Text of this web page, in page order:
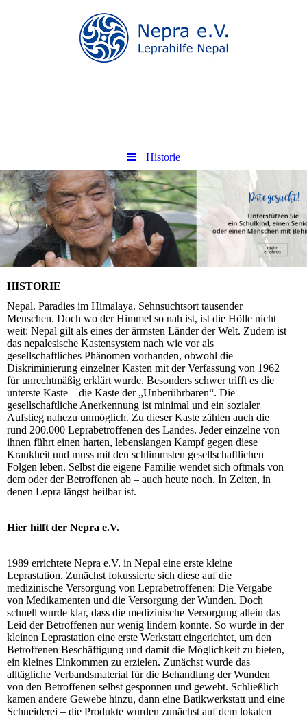
Historie
HISTORIE
Nepal. Paradies im Himalaya. Sehnsuchtsort tausender
Menschen. Doch wo der Himmel so nah ist, ist die Hölle nicht
weit: Nepal gilt als eines der ärmsten Länder der Welt. Zudem ist
das nepalesische Kastensystem nach wie vor als
gesellschaftliches Phänomen vorhanden, obwohl die
Diskriminierung einzelner Kasten mit der Verfassung von 1962
für unrechtmäßig erklärt wurde. Besonders schwer trifft es die
unterste Kaste – die Kaste der „Unberührbaren“. Die
gesellschaftliche Anerkennung ist minimal und ein sozialer
Aufstieg nahezu unmöglich. Zu dieser Kaste zählen auch die
rund 200.000 Leprabetroffenen des Landes. Jeder einzelne von
ihnen führt einen harten, lebenslangen Kampf gegen diese
Krankheit und muss mit den schlimmsten gesellschaftlichen
Folgen leben. Selbst die eigene Familie wendet sich oftmals von
dem oder der Betroffenen ab – auch heute noch. In Zeiten, in
denen Lepra längst heilbar ist.
Hier hilft der Nepra e.V.
1989 errichtete Nepra e.V. in Nepal eine erste kleine
Leprastation. Zunächst fokussierte sich diese auf die
medizinische Versorgung von Leprabetroffenen: Die Vergabe
von Medikamenten und die Versorgung der Wunden. Doch
schnell wurde klar, dass die medizinische Versorgung allein das
Leid der Betroffenen nur wenig lindern konnte. So wurde in der
kleinen Leprastation eine erste Werkstatt eingerichtet, um den
Betroffenen Beschäftigung und damit die Möglichkeit zu bieten,
ein kleines Einkommen zu erzielen. Zunächst wurde das
alltägliche Verbandsmaterial für die Behandlung der Wunden
von den Betroffenen selbst gesponnen und gewebt. Schließlich
kamen andere Gewebe hinzu, dann eine Batikwerkstatt und eine
Schneiderei – die Produkte wurden zunächst auf dem lokalen